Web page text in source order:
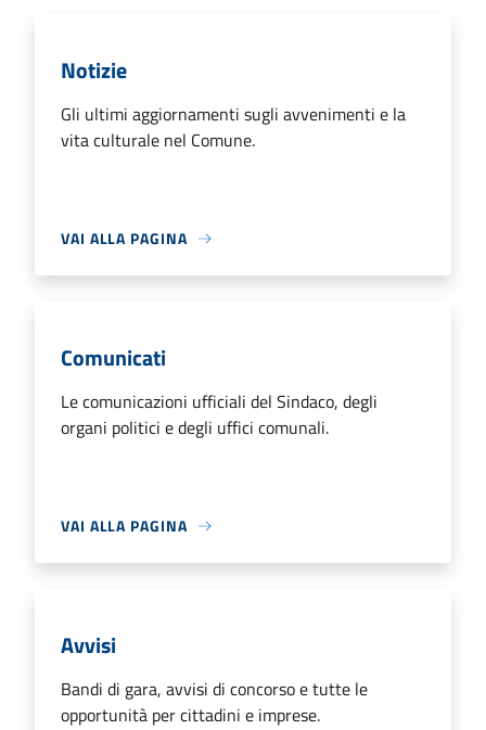
Notizie
Gli ultimi aggiornamenti sugli avvenimenti e la
vita culturale nel Comune.
VAI ALLA PAGINA
Comunicati
Le comunicazioni ufficiali del Sindaco, degli
organi politici e degli uffici comunali.
VAI ALLA PAGINA
Avvisi
Bandi di gara, avvisi di concorso e tutte le
opportunità per cittadini e imprese.